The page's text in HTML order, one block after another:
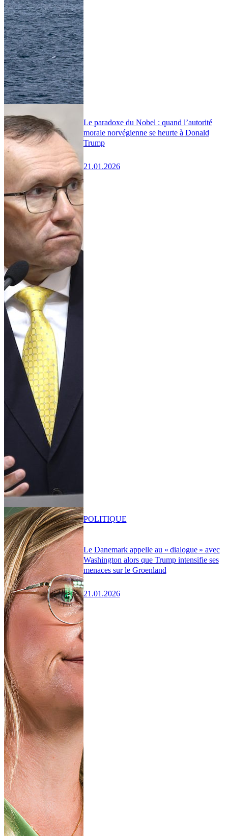
Le paradoxe du Nobel : quand l’autorité
morale norvégienne se heurte à Donald
Trump
21.01.2026
Le Danemark appelle au « dialogue » avec
Washington alors que Trump intensifie ses
menaces sur le Groenland
21.01.2026
POLITIQUE